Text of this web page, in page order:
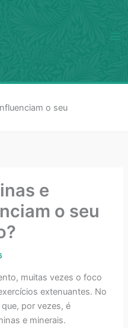
o seu
e
o seu
muitas vezes o foco
extenuantes. No
por vezes, é
e minerais.